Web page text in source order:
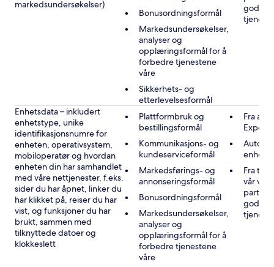
markedsundersøkelser)
Bonusordningsformål
Markedsundersøkelser,
analyser og
opplæringsformål for å
forbedre tjenestene
våre
Sikkerhets- og
etterlevelsesformål
Enhetsdata – inkludert
enhetstype, unike
identifikasjonsnumre for
enheten, operativsystem,
mobiloperatør og hvordan
enheten din har samhandlet
med våre nettjenester, f.eks.
sider du har åpnet, linker du
har klikket på, reiser du har
vist, og funksjoner du har
brukt, sammen med
tilknyttede datoer og
klokkeslett
Plattformbruk og
bestillingsformål
Kommunikasjons- og
kundeserviceformål
Markedsførings- og
annonseringsformål
Bonusordningsformål
Markedsundersøkelser,
analyser og
opplæringsformål for å
forbedre tjenestene
våre
Fra
Fra
vår